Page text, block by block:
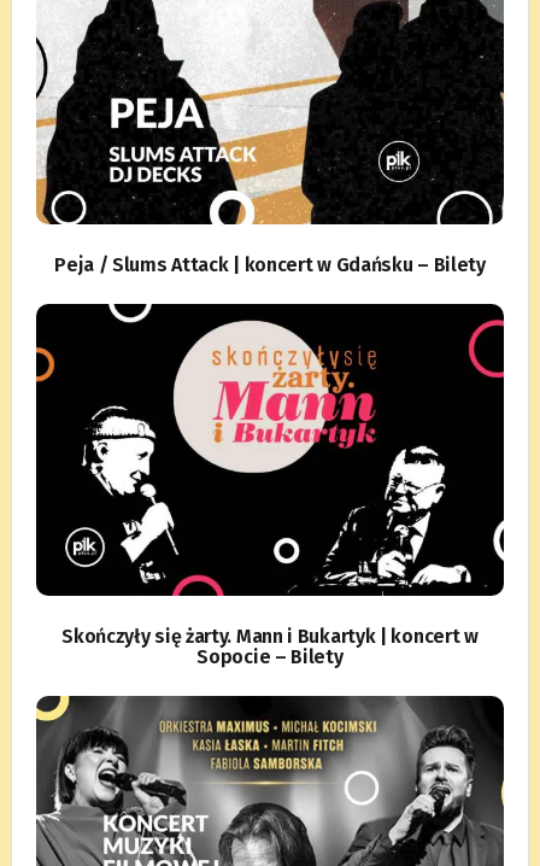
Peja / Slums Attack | koncert w Gdańsku – Bilety
Skończyły się żarty. Mann i Bukartyk | koncert w
Sopocie – Bilety